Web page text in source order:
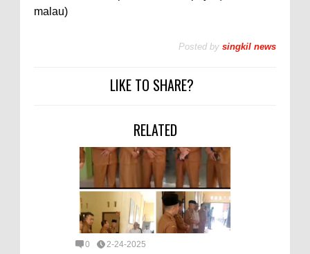
malau)
Posted by singkil news
LIKE TO SHARE?
RELATED
0 2-24-2025